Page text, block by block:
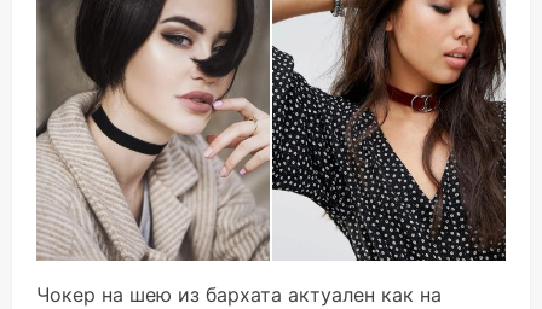
Чокер на шею из бархата актуален как на